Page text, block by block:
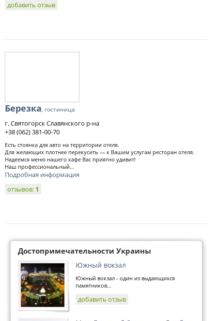
добавить отзыв
Березка, гостиница
г. Святогорск Славянского р-на
+38 (062) 381-00-70
Есть стоянка для авто на территории отеля.
Для желающих плотнее перекусить — к Вашим услугам ресторан отеля.
Надеемся меню нашего кафе Вас приятно удивит!
Наш профессиональный...
Подробная информация
отзывов: 1
Достопримечательности Украины
Южный вокзал
Южный вокзал - один из выдающихся
памятников...
добавить отзыв